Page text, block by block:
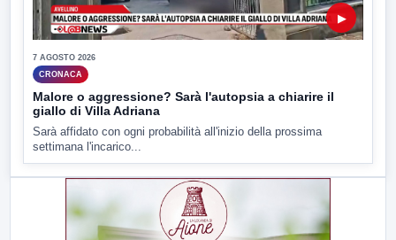
▶
7 AGOSTO 2026
CRONACA
Malore o aggressione? Sarà l'autopsia a chiarire il
giallo di Villa Adriana
Sarà affidato con ogni probabilità all'inizio della prossima
settimana l'incarico...